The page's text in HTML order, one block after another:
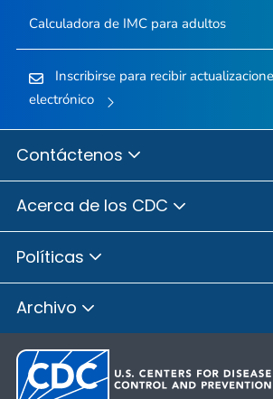
Calculadora de IMC para adultos
Inscribirse para recibir
electrónico
Contáctenos
Acerca de los CDC
Políticas
Archivo